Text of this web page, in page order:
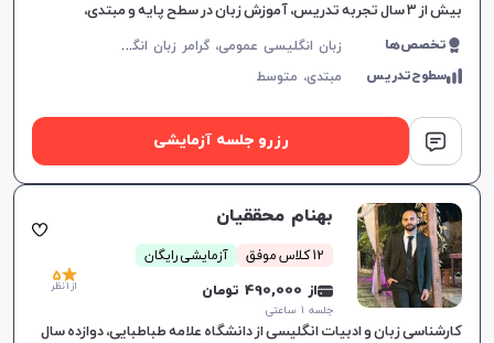
بیش از 3 سال تجربه تدریس، آموزش زبان در سطح پایه و مبتدی،
انعطاف‌پذیری در زمان‌بندی کلاس‌ها، ایجاد اعتماد به نفس و
تخصص‌ها ز
بان انگلیسی عمومی، گرامر زبان انگلیسی، زبان انگلیسی کنکور سراسری، زبان انگلیسی کنکور کاردانی، زبان انگلیسی هفتم دبیرستان، زبان انگلیسی هشتم دبیرستان، زبان انگلیسی نهم دبیرستان، زبان انگلیسی دهم دبیرستان، زبان انگلیسی یازدهم دبیرستان، زبان انگلیسی دوازدهم دبیرستان، مکالمه زبان انگلیسی، زبان انگلیسی آمریکایی، زبان انگلیسی کودکان، آیلتس، تافل، پی تی ای، زبان انگلیسی کنکور ارشد، زبان انگلیسی کنکور دکتری
سطوح‌تدریس مبتدی، متوسط
رزرو جلسه آزمایشی
بهنام محققیان
12 کلاس موفق آزمایشی رایگان
از 490,000 تومان
جلسه ۱ ساعتی
5
از 1 نظر
کارشناسی زبان و ادبیات انگلیسی از دانشگاه علامه طباطبایی، دوازده سال